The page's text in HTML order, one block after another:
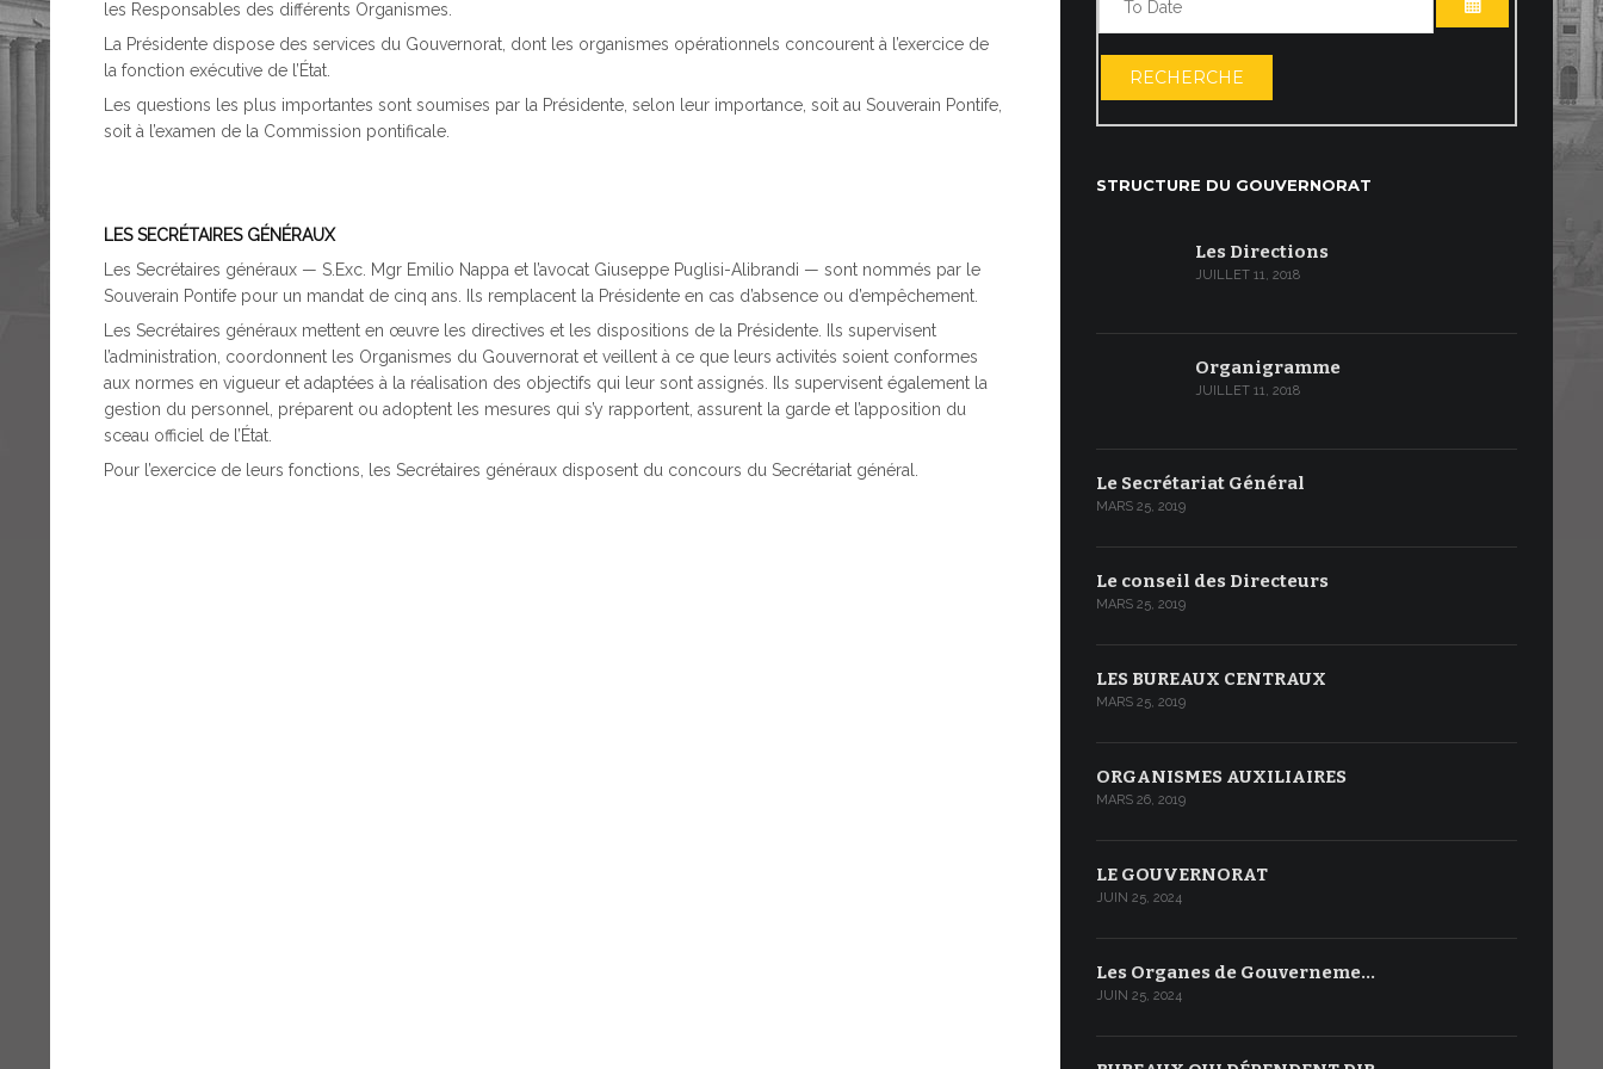
les Responsables des différents Organismes.
La Présidente dispose des services du Gouvernorat, dont les organismes opérationnels concourent à l’exercice de
la fonction exécutive de l’État.
Les questions les plus importantes sont soumises par la Présidente, selon leur importance, soit au Souverain Pontife,
soit à l’examen de la Commission pontificale.
LES SECRÉTAIRES GÉNÉRAUX
Les Secrétaires généraux — S.Exc. Mgr Emilio Nappa et l’avocat Giuseppe Puglisi-Alibrandi — sont nommés par le
Souverain Pontife pour un mandat de cinq ans. Ils remplacent la Présidente en cas d’absence ou d’empêchement.
Les Secrétaires généraux mettent en œuvre les directives et les dispositions de la Présidente. Ils supervisent
l’administration, coordonnent les Organismes du Gouvernorat et veillent à ce que leurs activités soient conformes
aux normes en vigueur et adaptées à la réalisation des objectifs qui leur sont assignés. Ils supervisent également la
gestion du personnel, préparent ou adoptent les mesures qui s’y rapportent, assurent la garde et l’apposition du
sceau officiel de l’État.
Pour l’exercice de leurs fonctions, les Secrétaires généraux disposent du concours du Secrétariat général.
OUVRIR LE
RECHERCHE
STRUCTURE DU GOUVERNORAT
Les Directions
JUILLET 11, 2018
Organigramme
JUILLET 11, 2018
Le Secrétariat Général
MARS 25, 2019
Le conseil des Directeurs
MARS 25, 2019
LES BUREAUX CENTRAUX
MARS 25, 2019
ORGANISMES AUXILIAIRES
MARS 26, 2019
LE GOUVERNORAT
JUIN 25, 2024
Les Organes de Gouverneme…
JUIN 25, 2024